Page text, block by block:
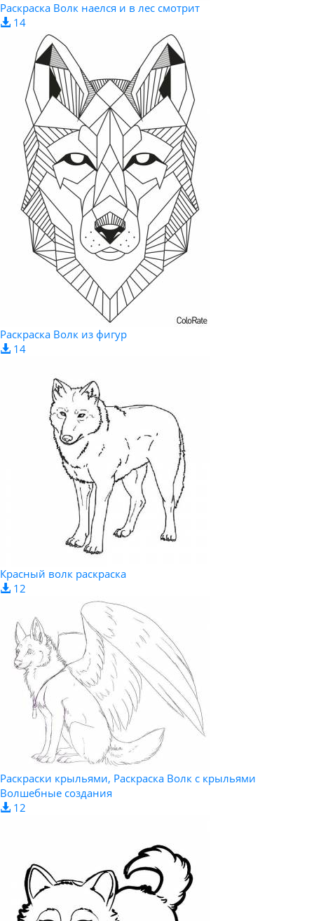
Раскраска Волк наелся и в лес смотрит
14
Раскраска Волк из фигур
14
Красный волк раскраска
12
Раскраски крыльями, Раскраска Волк с крыльями
Волшебные создания
12